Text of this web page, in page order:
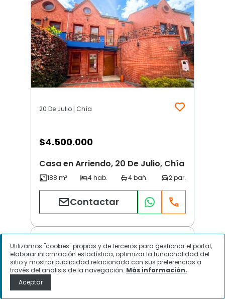
20 De Julio | Chía
$4.500.000
Casa en Arriendo, 20 De Julio, Chía
Contactar
Utilizamos "cookies" propias y de terceros para gestionar el portal,
elaborar información estadística, optimizar la funcionalidad del
sitio y mostrar publicidad relacionada con sus preferencias a
través del análisis de la navegación. Más información.
Aceptar